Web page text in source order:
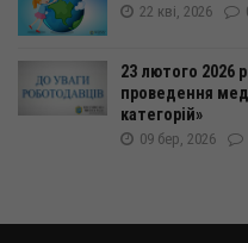
22 кві, 2026
23 лютого 2026
проведення
категорій»
09 бер, 2026